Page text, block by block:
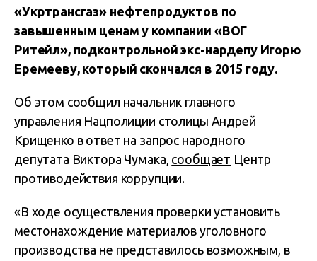
«Укртрансгаз» нефтепродуктов по
завышенным ценам у компании «ВОГ
Ритейл», подконтрольной экс-нардепу Игорю
Еремееву, который скончался в 2015 году.
Об этом сообщил начальник главного
управления Нацполиции столицы Андрей
Крищенко в ответ на запрос народного
депутата Виктора Чумака, сообщает Центр
противодействия коррупции.
«В ходе осуществления проверки установить
местонахождение материалов уголовного
производства не представилось возможным, в